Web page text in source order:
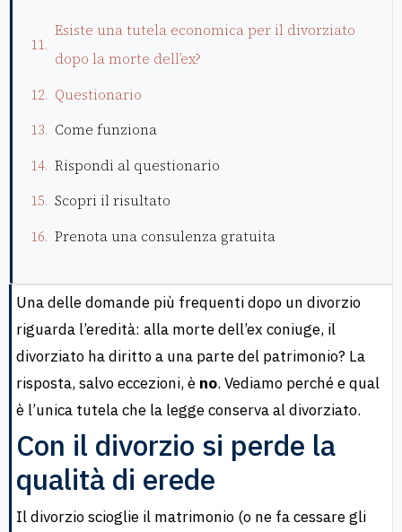
Esiste una tutela economica per il divorziato
dopo la morte dell’ex?
Questionario
Come funziona
Rispondi al questionario
Scopri il risultato
Prenota una consulenza gratuita
Una delle domande più frequenti dopo un divorzio
riguarda l’eredità: alla morte dell’ex coniuge, il
divorziato ha diritto a una parte del patrimonio? La
risposta, salvo eccezioni, è no. Vediamo perché e qual
è l’unica tutela che la legge conserva al divorziato.
Con il divorzio si perde la
qualità di erede
Il divorzio scioglie il matrimonio (o ne fa cessare gli